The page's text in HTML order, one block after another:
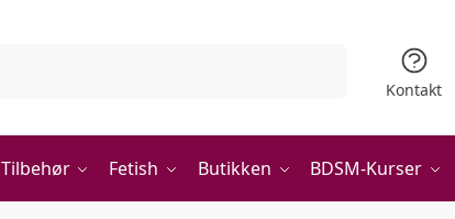
Kontakt
Tilbehør Fetish Butikken BDSM-Kurser